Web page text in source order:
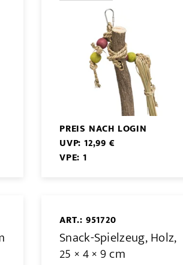
PREIS NACH LOGIN
UVP: 12,99 €
VPE: 1
ART.: 951720
Snack-Spielzeug, Holz,
25 × 4 × 9 cm